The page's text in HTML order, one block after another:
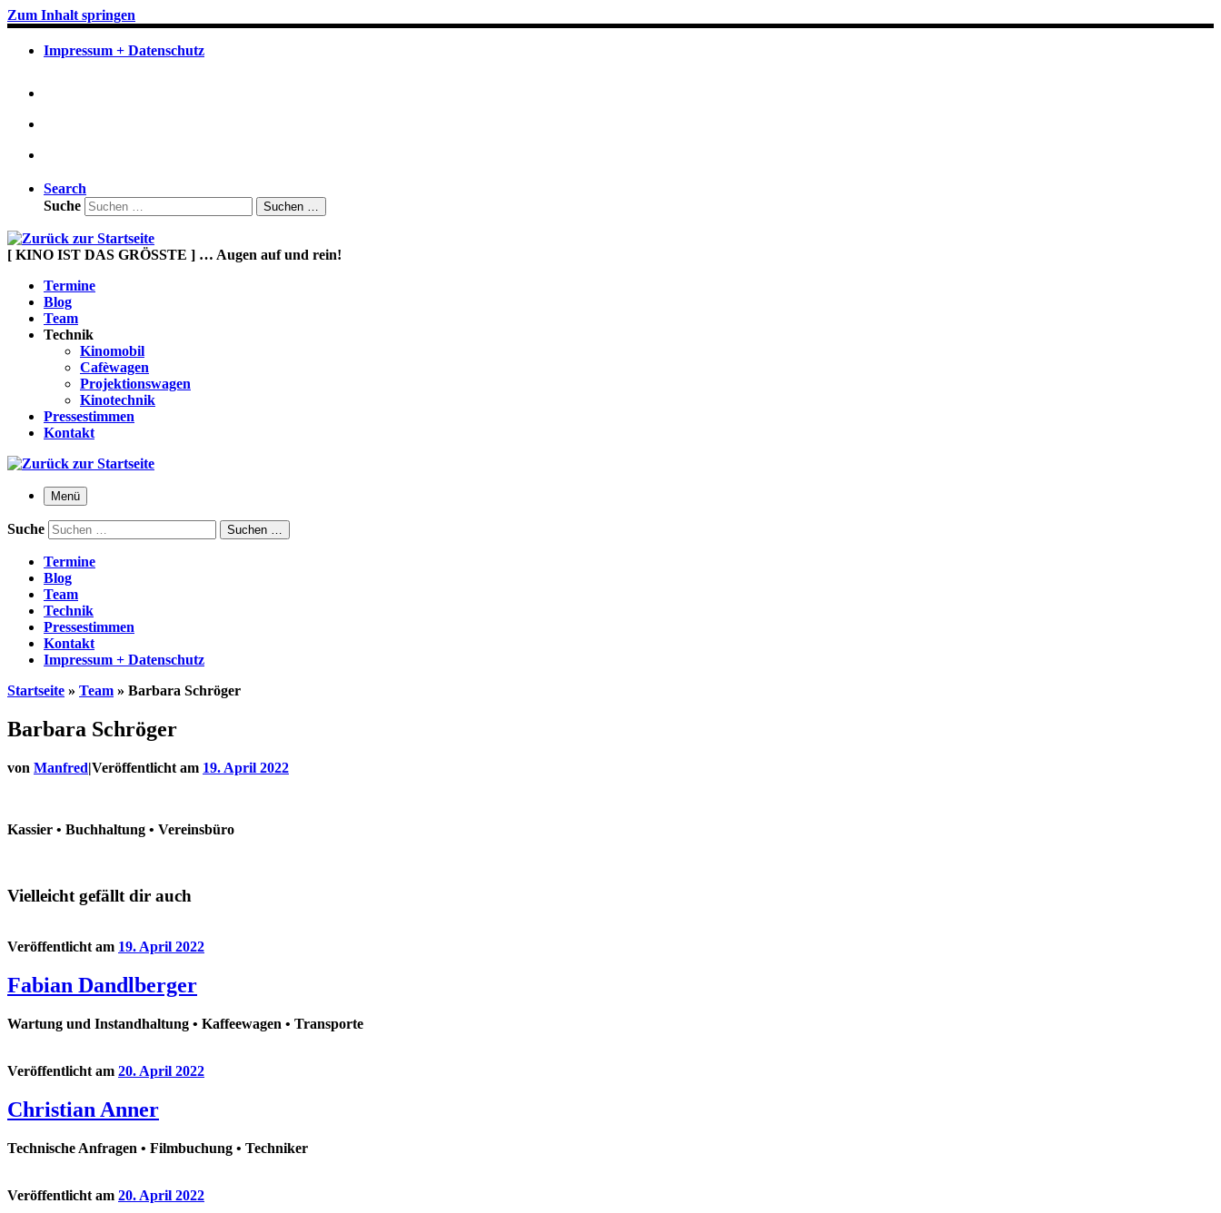
Zum Inhalt springen
Impressum + Datenschutz
Search
Suche
Suchen …
[ KINO IST DAS GRÖSSTE ] … Augen auf und rein!
Termine
Blog
Team
Technik
Kinomobil
Cafèwagen
Projektionswagen
Kinotechnik
Pressestimmen
Kontakt
Menü
Suche Suchen …
Termine
Blog
Team
Technik
Pressestimmen
Kontakt
Impressum + Datenschutz
Startseite » Team » Barbara Schröger
Barbara Schröger
von Manfred|Veröffentlicht am 19. April 2022
Kassier • Buchhaltung • Vereinsbüro
Vielleicht gefällt dir auch
Veröffentlicht am 19. April 2022
Fabian Dandlberger
Wartung und Instandhaltung • Kaffeewagen • Transporte
Veröffentlicht am 20. April 2022
Christian Anner
Technische Anfragen • Filmbuchung • Techniker
Veröffentlicht am 20. April 2022